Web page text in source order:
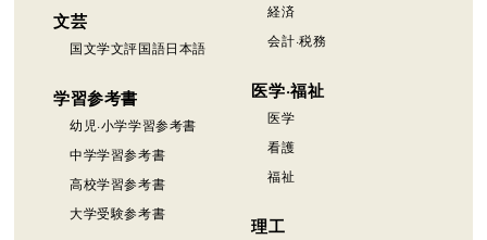
文芸
国文学文評国語日本語
学習参考書
幼児·小学学習参考書
中学学習参考書
高校学習参考書
大学受験参考書
経済
会計·税務
医学·福祉
医学
看護
福祉
理工